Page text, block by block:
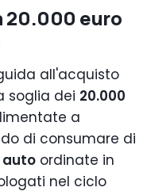
20.000 euro
all'acquisto
soglia dei 20.000
a
di consumare di
auto ordinate in
nel ciclo